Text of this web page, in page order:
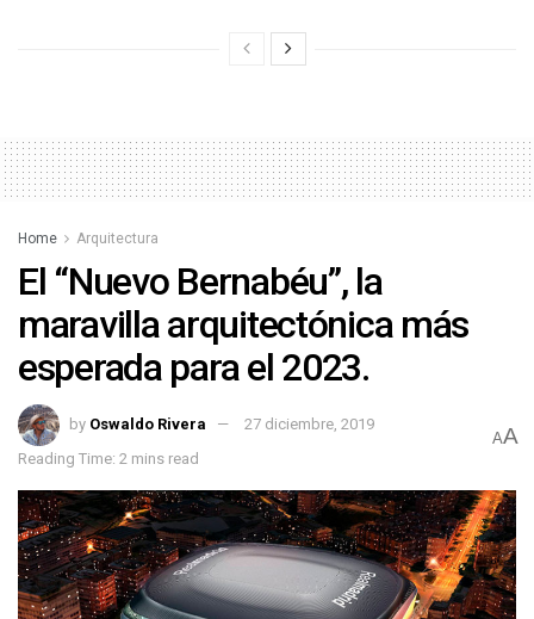
Home Arquitectura
El “Nuevo Bernabéu”, la
maravilla arquitectónica más
esperada para el 2023.
by Oswaldo Rivera
27 diciembre, 2019
Reading Time: 2 mins read
AA